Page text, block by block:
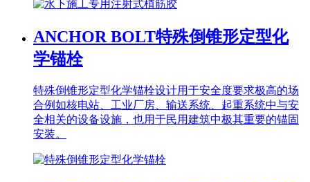
ANCHOR BOLT特殊倒锥形定型化
学锚栓
特殊倒锥形定型化学锚栓设计用于安全度要求极高的场
合例如核电站、工业厂房、输送系统、起重系统中与安
全相关的设备设施，也用于民用建筑中极其重要的锚固
安装。